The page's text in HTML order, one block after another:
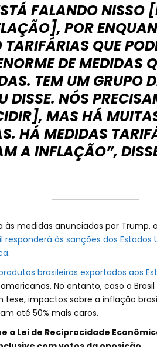
FALANDO NISSO
POR
QUE
DE MEDIDAS
TEM UM GRUPO
DISSE. NÓS
MAS HÁ
HÁ MEDIDAS
A INFLAÇÃO”,
medidas anunciadas por Trump,
responderá às sanções dos Estados
.
brasileiros exportados aos
No entanto, caso o
tese, impactos sobre a inflação
até 50% mais caros.
a Lei de Reciprocidade